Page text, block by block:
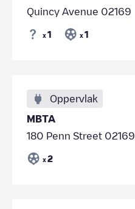
Quincy Avenue 02169
x 1 x 1
Oppervlak
MBTA
180 Penn Street 02169
x 2